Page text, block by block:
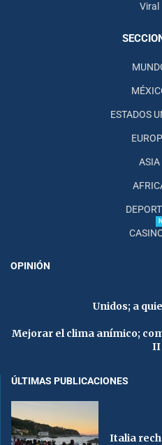
Viral
ESTADOS
ASIA
OPINIÓN
Unidos; a
Mejorar el clima anímico;
II
ÚLTIMAS PUBLICACIONES
Italia